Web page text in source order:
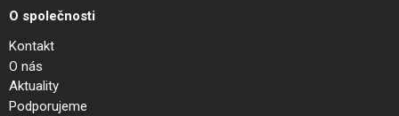
O společnosti
Kontakt
O nás
Aktuality
Podporujeme